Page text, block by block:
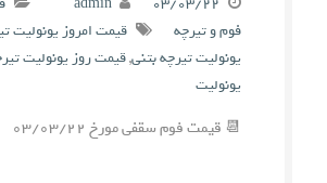
فوم و تیرچه
قیمت امروز یونولیت
یونولیت تیرچه بتنی,قیمت روز یونولیت
یونولیت
📆 قیمت فوم سقفی مورخ ۰۳/۰۳/۲۲